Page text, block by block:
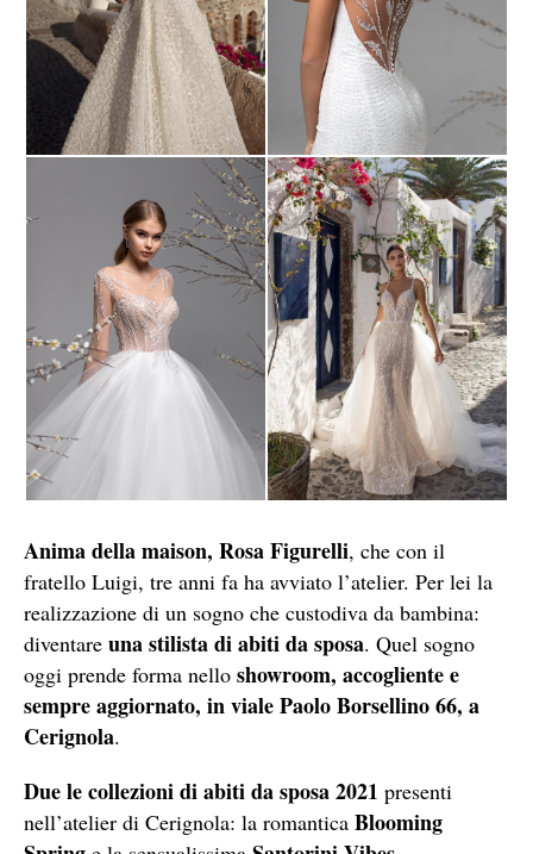
Anima della maison, Rosa Figurelli, che con il
fratello Luigi, tre anni fa ha avviato l’atelier. Per lei la
realizzazione di un sogno che custodiva da bambina:
diventare una stilista di abiti da sposa. Quel sogno
oggi prende forma nello showroom, accogliente e
sempre aggiornato, in viale Paolo Borsellino 66, a
Cerignola.
Due le collezioni di abiti da sposa 2021 presenti
nell’atelier di Cerignola: la romantica Blooming